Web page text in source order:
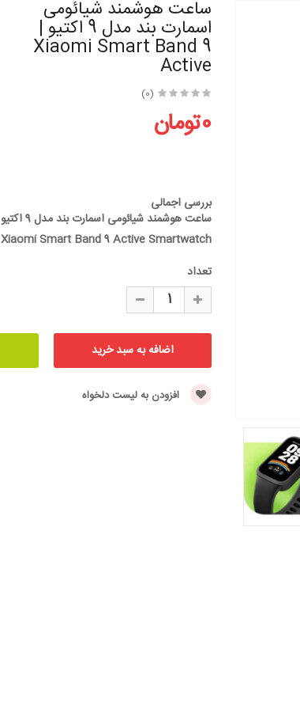
ساعت هوشمند شیائومی
اسمارت بند مدل 9 اکتیو |
Xiaomi Smart Band 9
Active
(0)
0تومان
بررسی اجمالی
ساعت هوشمند شیائومی اسمارت بند مدل 9 اکتیو
Xiaomi Smart Band 9 Active Smartwatch
تعداد
افزودن به لیست دلخواه